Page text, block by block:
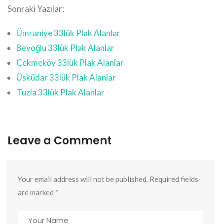
Sonraki Yazılar:
Ümraniye 33lük Plak Alanlar
Beyoğlu 33lük Plak Alanlar
Çekmeköy 33lük Plak Alanlar
Üsküdar 33lük Plak Alanlar
Tuzla 33lük Plak Alanlar
Leave a Comment
Your email address will not be published. Required fields
are marked *